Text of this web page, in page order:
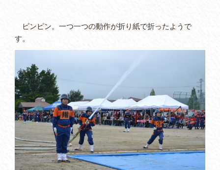
ピンピン。一つ一つの動作が折り紙で折ったようで
す。